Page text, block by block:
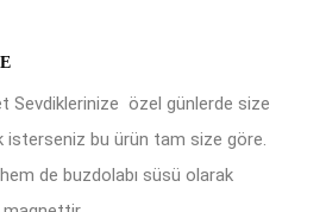
Sevdiklerinize özel günlerde size
isterseniz bu ürün tam size göre.
de buzdolabı süsü olarak